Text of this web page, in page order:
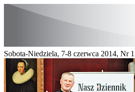
Sobota-Niedziela, 7-8 czerwca 2014, Nr